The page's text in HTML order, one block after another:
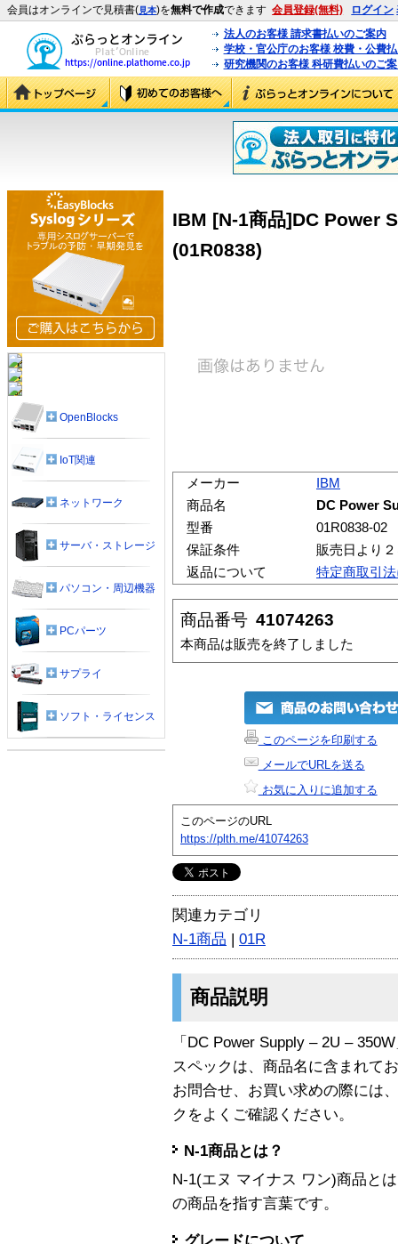
会員はオンラインで見積書(見本)を無料で作成できます 会員登録(無料) ログイン
法人のお客様 請求書払いのご案内
学校・官公庁のお客様 校費・公費
研究機関のお客様 科研費払いのご
IBM [N-1商品]DC Power
(01R0838)
メーカー
IBM
商品名
DC Power
型番
01R0838-02
保証条件
販売日より
返品について
特定商取引
商品番号 41074263
本商品は販売を終了しました
このページを印刷する
メールでURLを送る
お気に入りに追加する
このページのURL
https://plth.me/41074263
関連カテゴリ
N-1商品 | 01R
商品説明
「DC Power Supply – 2U –
スペックは、商品名に含まれて
お問合せ、お買い求めの際には
クをよくご確認ください。
N-1商品とは？
N-1(エヌ マイナス ワン)商品と
の商品を指す言葉です。
OpenBlocks
IoT関連
ネットワーク
サーバ・ストレージ
パソコン・周辺機器
PCパーツ
サプライ
ソフト・ライセンス